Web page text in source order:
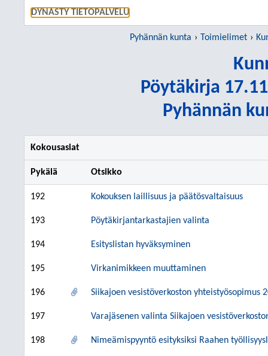
DYNASTY TIETOPALVELU
Pyhännän kunta Toimielimet
Pöytäkirja
Pyhännän
Kokousasiat
Pykälä Otsikko
192 Kokouksen laillisuus ja päätösvaltaisuus
193 Pöytäkirjantarkastajien valinta
194 Esityslistan hyväksyminen
195 Virkanimikkeen muuttaminen
196 Siikajoen vesistöverkoston yhteistyösopimus
197 Varajäsenen valinta Siikajoen
198 Nimeämispyyntö esityksiksi Raahen